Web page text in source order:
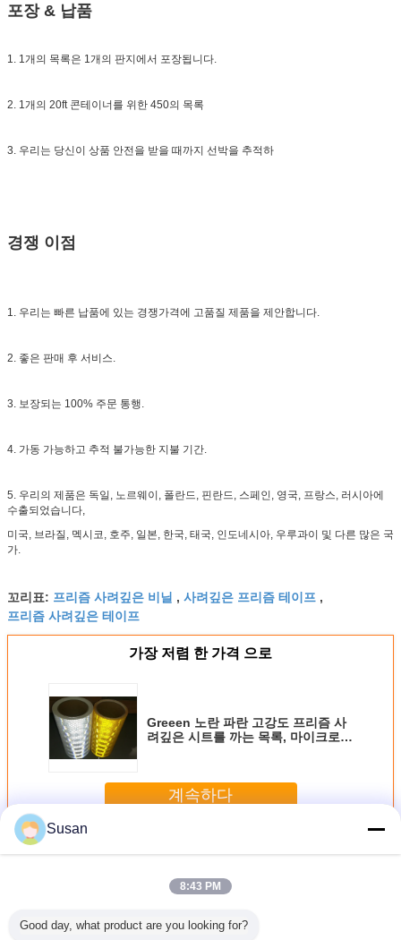
포장 & 납품
1. 1개의 목록은 1개의 판지에서 포장됩니다.
2. 1개의 20ft 콘테이너를 위한 450의 목록
3. 우리는 당신이 상품 안전을 받을 때까지 선박을 추적하
경쟁 이점
1. 우리는 빠른 납품에 있는 경쟁가격에 고품질 제품을 제안합니다.
2. 좋은 판매 후 서비스.
3. 보장되는 100% 주문 통행.
4. 가동 가능하고 추적 불가능한 지불 기간.
5. 우리의 제품은 독일, 노르웨이, 폴란드, 핀란드, 스페인, 영국, 프랑스, 러시아에
수출되었습니다,
미국, 브라질, 멕시코, 호주, 일본, 한국, 태국, 인도네시아, 우루과이 및 다른 많은 국
가.
꼬리표: 프리즘 사려깊은 비닐 , 사려깊은 프리즘 테이프 ,
프리즘 사려깊은 테이프
가장 저렴 한 가격 으로
Greeen 노란 파란 고강도 프리즘 사
려깊은 시트를 까는 목록, 마이크로
계속하다
더 많은 것
Susan
8:43 PM
Good day, what product are you looking for?